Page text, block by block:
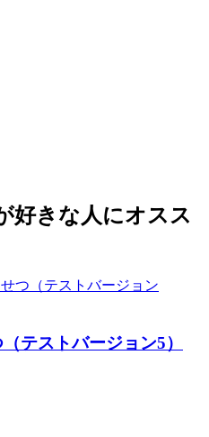
好きな人にオスス
テストバージョン5）